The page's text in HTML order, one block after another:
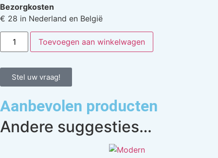
Bezorgkosten
€ 28 in Nederland en België
Toevoegen aan winkelwagen
Stel uw vraag!
Aanbevolen producten
Andere suggesties…